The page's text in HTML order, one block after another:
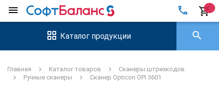
menu local_phone shopping_cart
Каталог продукции search
Главная Каталог товаров
Сканеры штрихкодов
Ручные сканеры
Сканер Opticon OPI 3601